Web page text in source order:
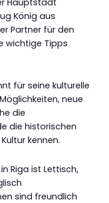
König aus
Partner für den
wichtige Tipps
für seine kulturelle
neue
die
die historischen
kennen.
Riga ist Lettisch,
sind freundlich